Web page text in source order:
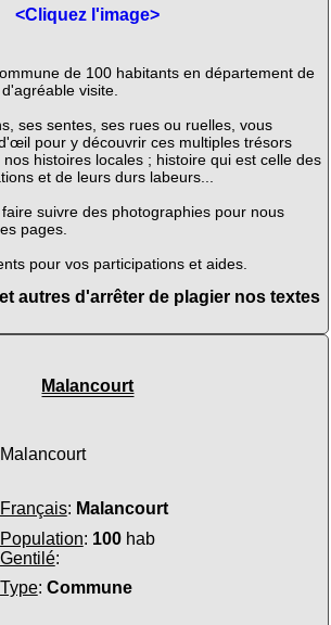
<Cliquez l'image>
de 100 habitants en département de
visite.
ses sentes, ses rues ou ruelles, vous
pour y découvrir ces multiples trésors
histoires locales ; histoire qui est celle des
et de leurs durs labeurs...
suivre des photographies pour nous
pages.
pour vos participations et aides.
autres d'arrêter de plagier nos textes
Malancourt
Français: Malancourt
Population: 100hab
Gentilé:
Type: Commune